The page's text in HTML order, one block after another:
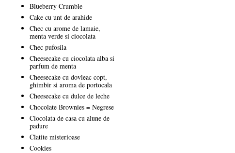
Blueberry Crumble
Cake cu unt de arahide
Chec cu arome de lamaie,
menta verde si ciocolata
Chec pufosila
Cheesecake cu ciocolata alba si
parfum de menta
Cheesecake cu dovleac copt,
ghimbir si aroma de portocala
Cheesecake cu dulce de leche
Chocolate Brownies = Negrese
Ciocolata de casa cu alune de
padure
Clatite misterioase
Cookies